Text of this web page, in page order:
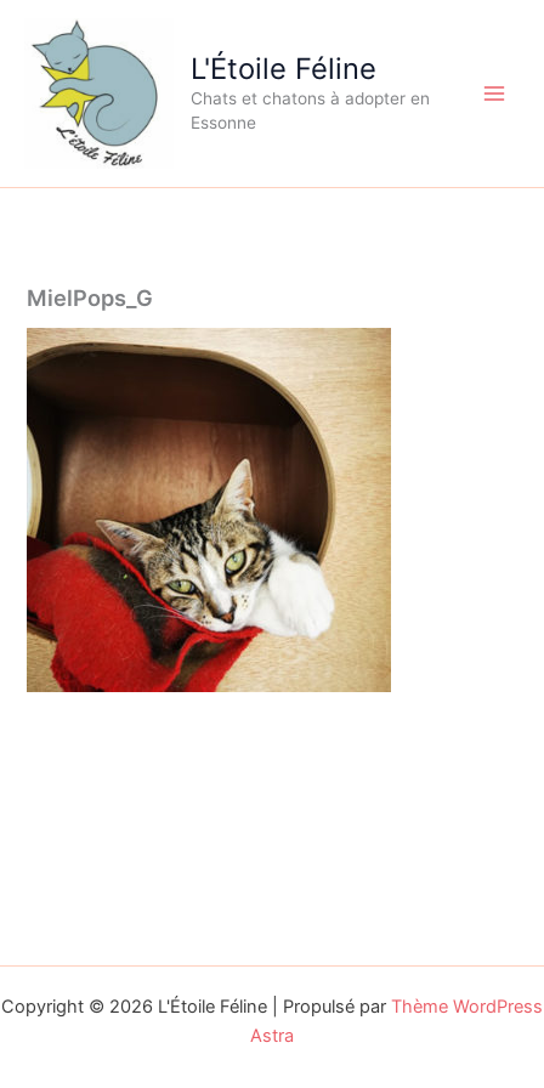
contenu
L'Étoile Féline
Chats et chatons à adopter en
Essonne
MielPops_G
Copyright © 2026 L'Étoile Féline | Propulsé par Thème WordPress
Astra